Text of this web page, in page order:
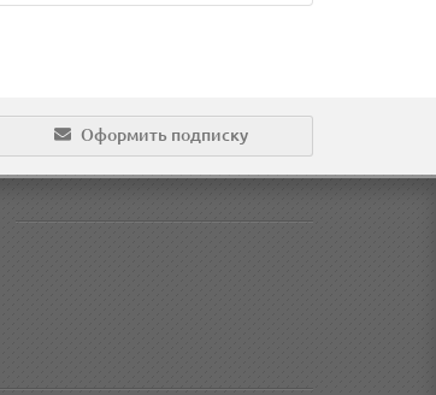
Оформить подписку